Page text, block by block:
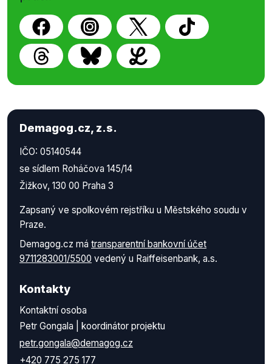
Demagog.cz, z.s.
IČO: 05140544
se sídlem Roháčova 145/14
Žižkov, 130 00 Praha 3
Zapsaný ve spolkovém rejstříku u Městského soudu v
Praze.
Demagog.cz má transparentní bankovní účet
9711283001/5500 vedený u Raiffeisenbank, a.s.
Kontakty
Kontaktní osoba
Petr Gongala | koordinátor projektu
petr.gongala@demagog.cz
+420 775 275 177